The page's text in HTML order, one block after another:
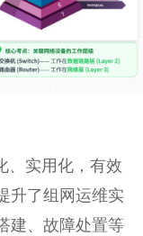
、实用化，有效
升了组网运维实
建、故障处置等